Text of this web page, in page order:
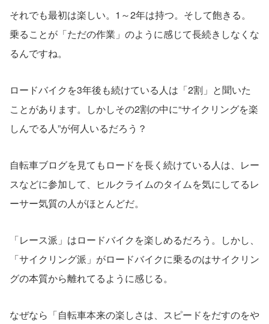
それでも最初は楽しい。1～2年は持つ。そして飽きる。
乗ることが「ただの作業」のように感じて長続きしなくな
るんですね。
ロードバイクを3年後も続けている人は「2割」と聞いた
ことがあります。しかしその2割の中に“サイクリングを楽
しんでる人”が何人いるだろう？
自転車ブログを見てもロードを長く続けている人は、レー
スなどに参加して、ヒルクライムのタイムを気にしてるレ
ーサー気質の人がほとんどだ。
「レース派」はロードバイクを楽しめるだろう。しかし、
「サイクリング派」がロードバイクに乗るのはサイクリン
グの本質から離れてるように感じる。
なぜなら「自転車本来の楽しさは、スピードをだすのをや